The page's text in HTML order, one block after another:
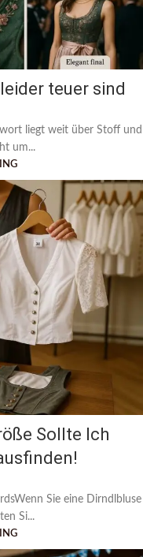
teuer sind
liegt weit über Stoff und
um...
Sollte Ich
Sie eine Dirndlbluse
Si...